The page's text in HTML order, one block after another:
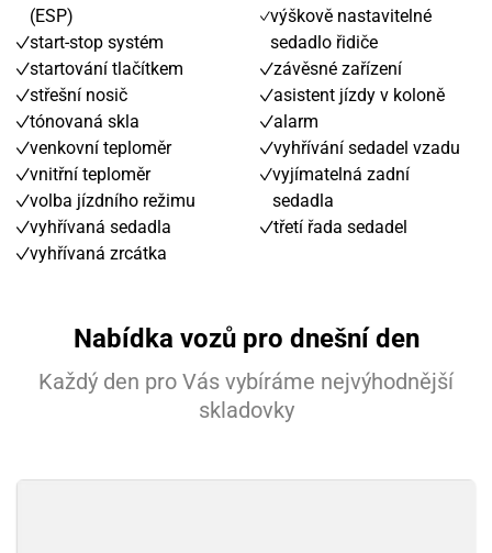
(ESP)
start-stop systém
startování tlačítkem
střešní nosič
tónovaná skla
venkovní teploměr
vnitřní teploměr
volba jízdního režimu
vyhřívaná sedadla
vyhřívaná zrcátka
výškově nastavitelné
sedadlo řidiče
závěsné zařízení
asistent jízdy v koloně
alarm
vyhřívání sedadel vzadu
vyjímatelná zadní
sedadla
třetí řada sedadel
Nabídka vozů pro dnešní den
Každý den pro Vás vybíráme nejvýhodnější
skladovky